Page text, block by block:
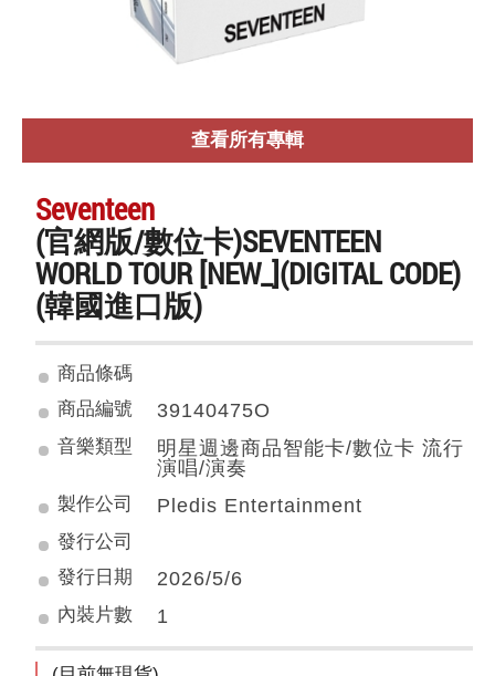
查看所有專輯
Seventeen
(官網版/數位卡)SEVENTEEN
WORLD TOUR [NEW_](DIGITAL CODE)
(韓國進口版)
商品條碼
商品編號
39140475O
音樂類型
明星週邊商品智能卡/數位卡 流行
演唱/演奏
製作公司 Pledis Entertainment
發行公司
發行日期
2026/5/6
內裝片數 1